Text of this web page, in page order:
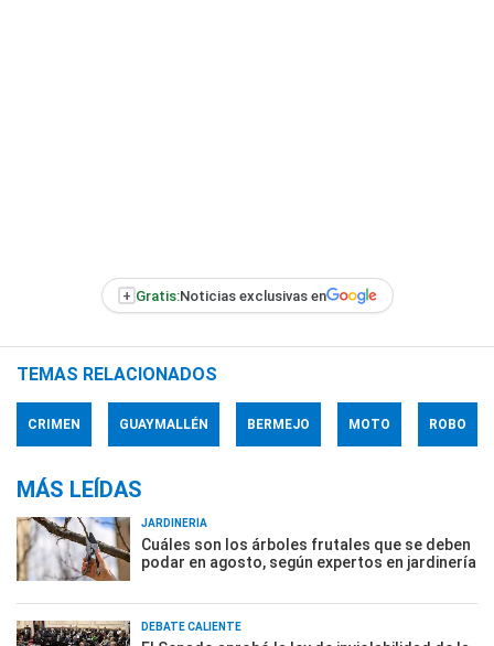
+ Gratis:Noticias exclusivas en
TEMAS RELACIONADOS
CRIMEN GUAYMALLÉN BERMEJO MOTO ROBO
MÁS LEÍDAS
JARDINERÍA
Cuáles son los árboles frutales que se deben
podar en agosto, según expertos en jardinería
DEBATE CALIENTE